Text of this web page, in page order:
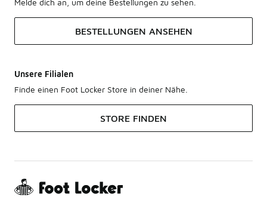
Melde dich an, um deine Bestellungen zu sehen.
BESTELLUNGEN ANSEHEN
Unsere Filialen
Finde einen Foot Locker Store in deiner Nähe.
STORE FINDEN